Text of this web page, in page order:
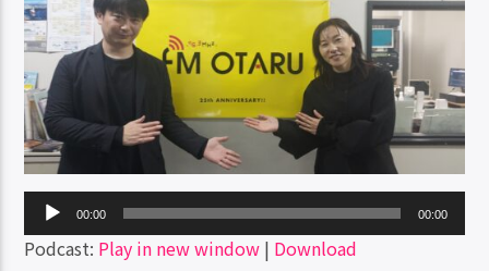
声
プ
00:00 00:00
Podcast: Play in new window | Download